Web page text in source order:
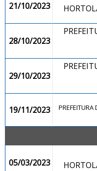
21/10/2023
28/10/2023
29/10/2023
19/11/2023
05/03/2023